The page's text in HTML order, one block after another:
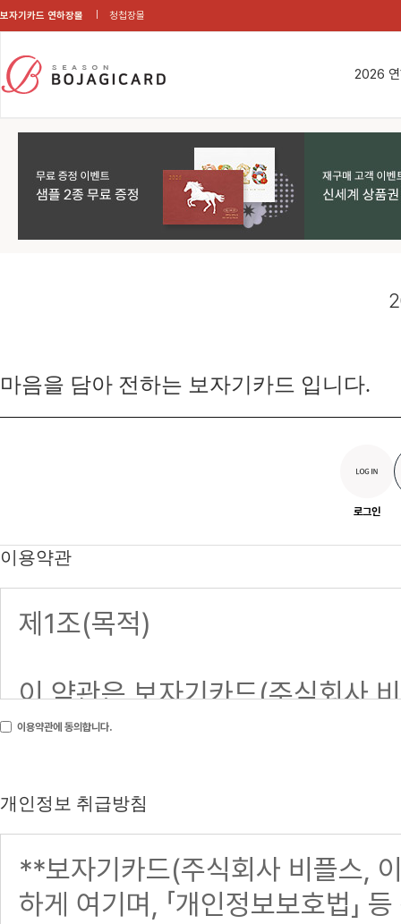
보자기카드 연하장몰 청첩장몰
2026
마음을 담아 전하는 보자기카드 입니다.
로그인
이용약관
이용약관에 동의합니다.
개인정보 취급방침